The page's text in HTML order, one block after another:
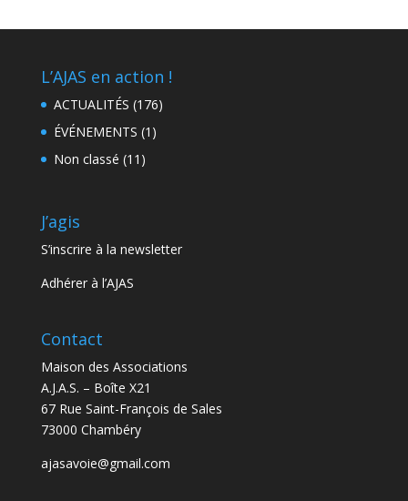
L’AJAS en action !
ACTUALITÉS (176)
ÉVÉNEMENTS (1)
Non classé (11)
J’agis
S’inscrire à la newsletter
Adhérer à l’AJAS
Contact
Maison des Associations
A.J.A.S. – Boîte X21
67 Rue Saint-François de Sales
73000 Chambéry
ajasavoie@gmail.com